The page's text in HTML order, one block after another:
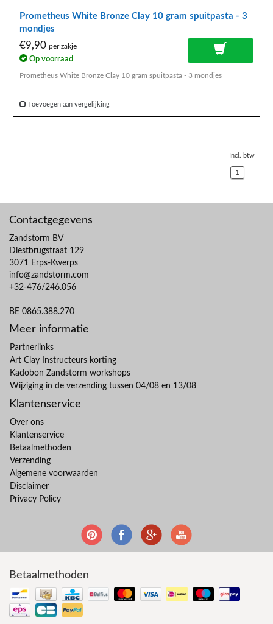
Prometheus White Bronze Clay 10 gram spuitpasta - 3
mondjes
€9,90 per zakje
Op voorraad
Prometheus White Bronze Clay 10 gram spuitpasta - 3 mondjes
Toevoegen aan vergelijking
Incl. btw
1
Contactgegevens
Zandstorm BV
Diestbrugstraat 129
3071 Erps-Kwerps
info@zandstorm.com
+32-476/246.056
BE 0865.388.270
Meer informatie
Partnerlinks
Art Clay Instructeurs korting
Kadobon Zandstorm workshops
Wijziging in de verzending tussen 04/08 en 13/08
Klantenservice
Over ons
Klantenservice
Betaalmethoden
Verzending
Algemene voorwaarden
Disclaimer
Privacy Policy
Betaalmethoden